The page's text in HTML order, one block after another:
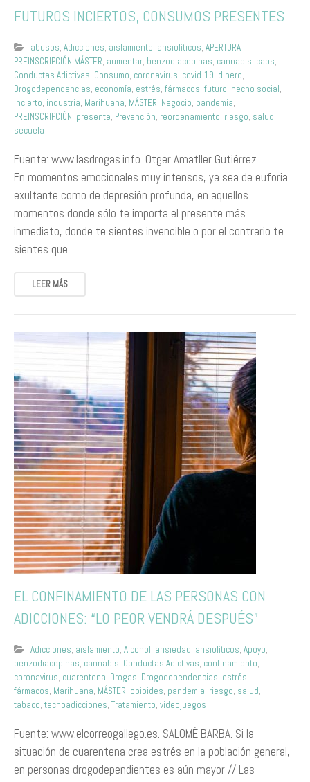
FUTUROS INCIERTOS, CONSUMOS PRESENTES
abusos, Adicciones, aislamiento, ansiolíticos, APERTURA
PREINSCRIPCIÓN MÁSTER, aumentar, benzodiacepinas, cannabis, caos,
Conductas Adictivas, Consumo, coronavirus, covid-19, dinero,
Drogodependencias, economía, estrés, fármacos, futuro, hecho social,
incierto, industria, Marihuana, MÁSTER, Negocio, pandemia,
PREINSCRIPCIÓN, presente, Prevención, reordenamiento, riesgo, salud,
secuela
Fuente: www.lasdrogas.info. Otger Amatller Gutiérrez.
En momentos emocionales muy intensos, ya sea de euforia
exultante como de depresión profunda, en aquellos
momentos donde sólo te importa el presente más
inmediato, donde te sientes invencible o por el contrario te
sientes que…
LEER MÁS
EL CONFINAMIENTO DE LAS PERSONAS CON
ADICCIONES: “LO PEOR VENDRÁ DESPUÉS”
Adicciones, aislamiento, Alcohol, ansiedad, ansiolíticos, Apoyo,
benzodiacepinas, cannabis, Conductas Adictivas, confinamiento,
coronavirus, cuarentena, Drogas, Drogodependencias, estrés,
fármacos, Marihuana, MÁSTER, opioides, pandemia, riesgo, salud,
tabaco, tecnoadicciones, Tratamiento, videojuegos
Fuente: www.elcorreogallego.es. SALOMÉ BARBA. Si la
situación de cuarentena crea estrés en la población general,
en personas drogodependientes es aún mayor // Las